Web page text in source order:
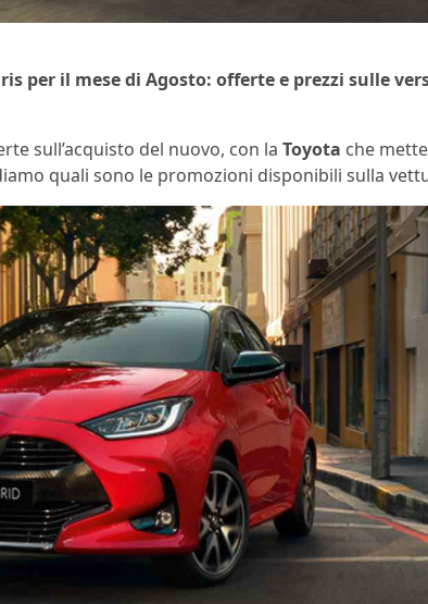
per il mese di Agosto: offerte e prezzi sulle
sull’acquisto del nuovo, con la Toyota che
quali sono le promozioni disponibili sulla